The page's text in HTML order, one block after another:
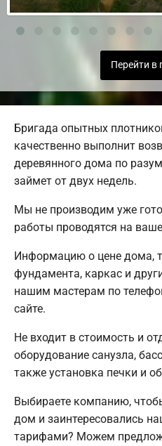
Перейти в
Бригада опытных
качественно выполнит
деревянного дома по
займет от двух недель.
Мы не производим уже
работы проводятся на
Информацию о цене дома,
фундамента, каркас и
нашим мастерам по
сайте.
Не входит в стоимость и
оборудование санузла,
также установка печки и
Выбираете компанию,
дом и заинтересовались
тарифами? Можем